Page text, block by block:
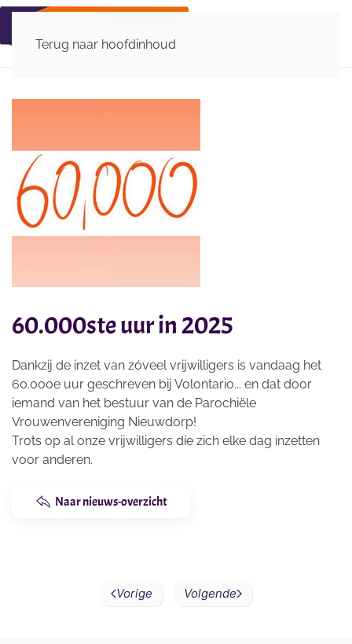
Terug naar hoofdinhoud
60.000ste uur in 2025
Dankzij de inzet van zóveel vrijwilligers is vandaag het
60.000e uur geschreven bij Volontario... en dat door
iemand van het bestuur van de Parochiële
Vrouwenvereniging Nieuwdorp!
Trots op al onze vrijwilligers die zich elke dag inzetten
voor anderen.
Naar nieuws-overzicht
Vorige Volgende